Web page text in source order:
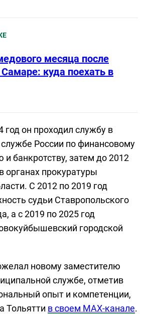
месяца после
куда поехать в
год он проходил службу в
России по финансовому
банкротству, затем до 2012
органах прокуратуры
С 2012 по 2019 год
судьи Ставропольского
а с 2019 по 2025 год
городской
новому заместителю
службе, отметив
опыт и компетенции,
Тольятти в своем МАХ-канале.